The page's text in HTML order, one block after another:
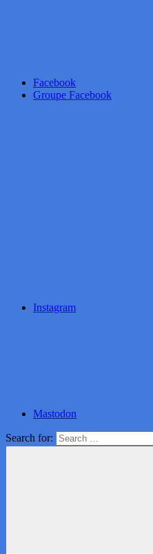
Facebook
Groupe Facebook
Instagram
Mastodon
Search for: